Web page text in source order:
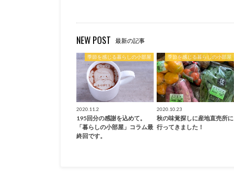
NEW POST 最新の記事
季節を感じる暮らしの小部屋
2020.11.2
195回分の感謝を込めて。
「暮らしの小部屋」コラム最
終回です。
季節を感じる暮らしの小部屋
2020.10.23
秋の味覚探しに産地直売所に
行ってきました！